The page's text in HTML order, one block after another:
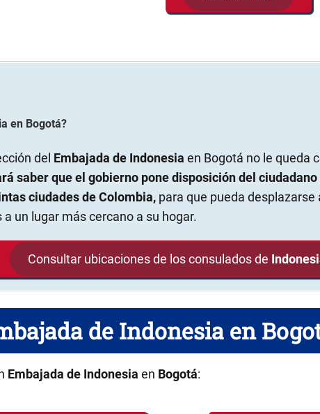
en Bogotá?
del Embajada de Indonesia en Bogotá no le queda
saber que el gobierno pone disposición del
ciudades de Colombia,para que pueda desplazarse
un lugar más cercano a su hogar.
Consultar ubicaciones de los consulados de
de Indonesia en
Embajada de Indonesia en Bogotá: